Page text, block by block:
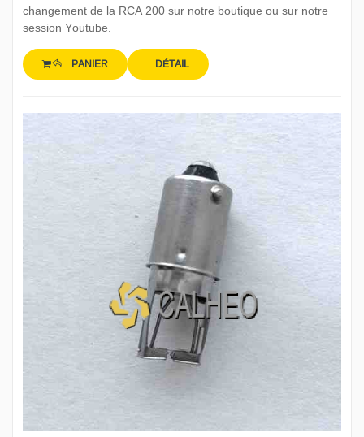
changement de la RCA 200 sur notre boutique ou sur notre
session Youtube.
PANIER DÉTAIL